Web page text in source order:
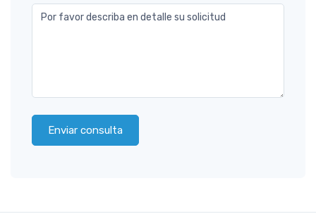
Por favor describa en detalle su solicitud
Enviar consulta